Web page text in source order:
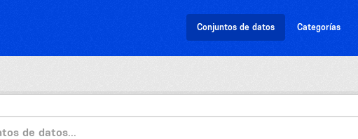
Conjuntos de datos Categorías